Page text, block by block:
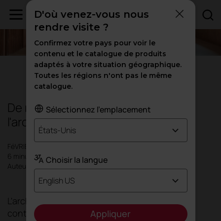
Conception|Bureaux |Inspiration
De nouvelles tendances dans
l'architecture des bureaux 2026
FéVRIER 2026
6 minutes
Auteur: Actiu
L'architecture ne cherche plus à créer des
conteneurs. Il fut un temps où le bâtiment se
D'où venez-vous nous
rendre visite ?
Confirmez votre pays pour voir le
contenu et le catalogue de produits
adaptés à votre situation géographique.
Toutes les régions n'ont pas le même
catalogue.
Sélectionnez l'emplacement
États-Unis
Choisir la langue
English US
Appliquer